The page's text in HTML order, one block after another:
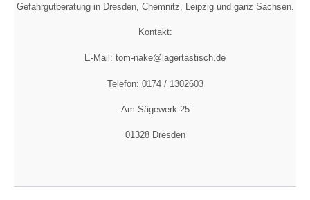
Gefahrgutberatung in Dresden, Chemnitz, Leipzig und ganz Sachsen.
Kontakt:
E-Mail: tom-nake@lagertastisch.de
Telefon: 0174 / 1302603
Am Sägewerk 25
01328 Dresden